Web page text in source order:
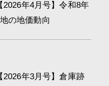
年4月号】令和8年
の地価動向
2026年3月号】倉庫跡